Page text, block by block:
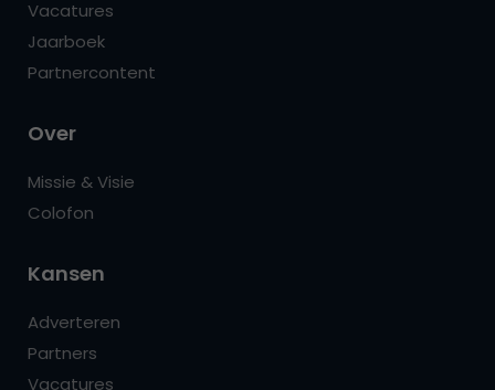
Vacatures
Jaarboek
Partnercontent
Over
Missie & Visie
Colofon
Kansen
Adverteren
Partners
Vacatures